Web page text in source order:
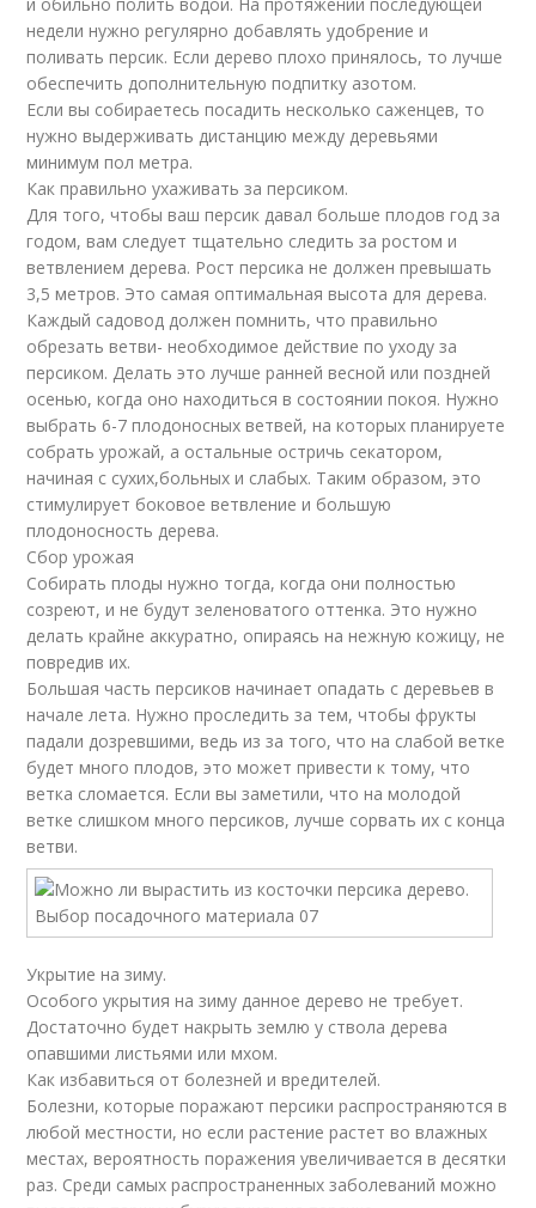
недели нужно регулярно добавлять удобрение и
поливать персик. Если дерево плохо принялось, то лучше
обеспечить дополнительную подпитку азотом.
Если вы собираетесь посадить несколько саженцев, то
нужно выдерживать дистанцию между деревьями
минимум пол метра.
Как правильно ухаживать за персиком.
Для того, чтобы ваш персик давал больше плодов год за
годом, вам следует тщательно следить за ростом и
ветвлением дерева. Рост персика не должен превышать
3,5 метров. Это самая оптимальная высота для дерева.
Каждый садовод должен помнить, что правильно
обрезать ветви- необходимое действие по уходу за
персиком. Делать это лучше ранней весной или поздней
осенью, когда оно находиться в состоянии покоя. Нужно
выбрать 6-7 плодоносных ветвей, на которых планируете
собрать урожай, а остальные остричь секатором,
начиная с сухих,больных и слабых. Таким образом, это
стимулирует боковое ветвление и большую
плодоносность дерева.
Сбор урожая
Собирать плоды нужно тогда, когда они полностью
созреют, и не будут зеленоватого оттенка. Это нужно
делать крайне аккуратно, опираясь на нежную кожицу, не
повредив их.
Большая часть персиков начинает опадать с деревьев в
начале лета. Нужно проследить за тем, чтобы фрукты
падали дозревшими, ведь из за того, что на слабой ветке
будет много плодов, это может привести к тому, что
ветка сломается. Если вы заметили, что на молодой
ветке слишком много персиков, лучше сорвать их с конца
ветви.
Укрытие на зиму.
Особого укрытия на зиму данное дерево не требует.
Достаточно будет накрыть землю у ствола дерева
опавшими листьями или мхом.
Как избавиться от болезней и вредителей.
Болезни, которые поражают персики распространяются в
любой местности, но если растение растет во влажных
местах, вероятность поражения увеличивается в десятки
раз. Среди самых распространенных заболеваний можно